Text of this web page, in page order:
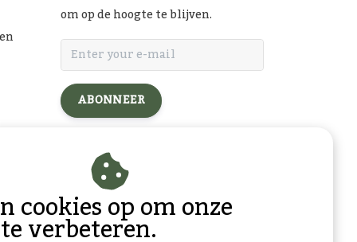
om op de hoogte te blijven.
ABONNEER
cookies op om onze
verbeteren.